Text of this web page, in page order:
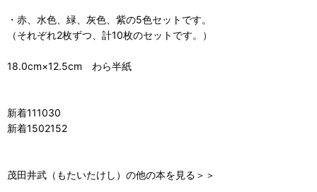
・赤、水色、緑、灰色、紫の5色セットです。
（それぞれ2枚ずつ、計10枚のセットです。）
18.0cm×12.5cm わら半紙
新着111030
新着1502152
茂田井武（もたいたけし）の他の本を見る＞＞